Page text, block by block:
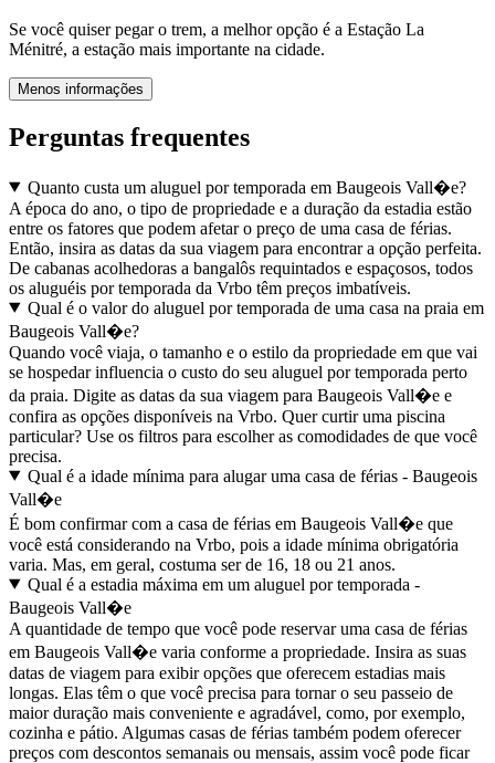
Se você quiser pegar o trem, a melhor opção é a Estação La
Ménitré, a estação mais importante na cidade.
Menos informações
Perguntas frequentes
Quanto custa um aluguel por temporada em Baugeois Vall�e?
A época do ano, o tipo de propriedade e a duração da estadia estão
entre os fatores que podem afetar o preço de uma casa de férias.
Então, insira as datas da sua viagem para encontrar a opção perfeita.
De cabanas acolhedoras a bangalôs requintados e espaçosos, todos
os aluguéis por temporada da Vrbo têm preços imbatíveis.
Qual é o valor do aluguel por temporada de uma casa na praia em
Baugeois Vall�e?
Quando você viaja, o tamanho e o estilo da propriedade em que vai
se hospedar influencia o custo do seu aluguel por temporada perto
da praia. Digite as datas da sua viagem para Baugeois Vall�e e
confira as opções disponíveis na Vrbo. Quer curtir uma piscina
particular? Use os filtros para escolher as comodidades de que você
precisa.
Qual é a idade mínima para alugar uma casa de férias - Baugeois
Vall�e
É bom confirmar com a casa de férias em Baugeois Vall�e que
você está considerando na Vrbo, pois a idade mínima obrigatória
varia. Mas, em geral, costuma ser de 16, 18 ou 21 anos.
Qual é a estadia máxima em um aluguel por temporada -
Baugeois Vall�e
A quantidade de tempo que você pode reservar uma casa de férias
em Baugeois Vall�e varia conforme a propriedade. Insira as suas
datas de viagem para exibir opções que oferecem estadias mais
longas. Elas têm o que você precisa para tornar o seu passeio de
maior duração mais conveniente e agradável, como, por exemplo,
cozinha e pátio. Algumas casas de férias também podem oferecer
preços com descontos semanais ou mensais, assim você pode ficar